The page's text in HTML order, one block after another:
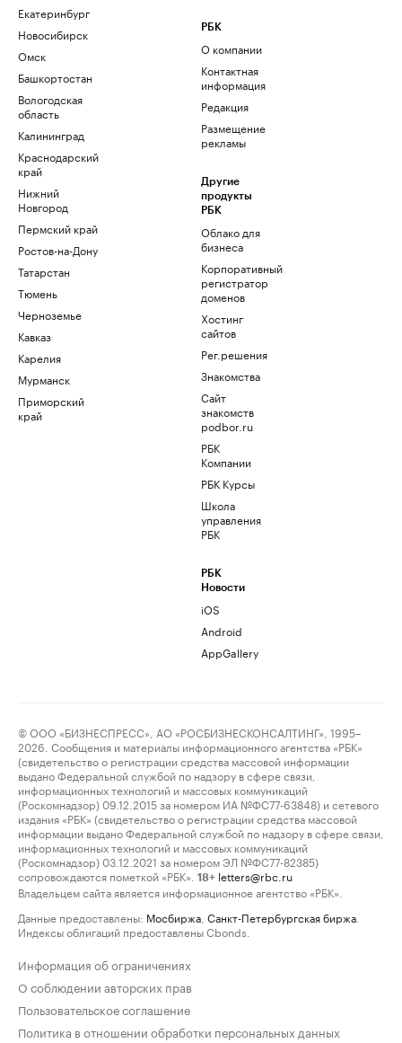
Екатеринбург
Новосибирск
Омск
Башкортостан
Вологодская
область
Калининград
Краснодарский
край
Нижний
Новгород
Пермский край
Ростов-на-Дону
Татарстан
Тюмень
Черноземье
Кавказ
Карелия
Мурманск
Приморский
край
РБК
О компании
Контактная
информация
Редакция
Размещение
рекламы
Другие
продукты
РБК
Облако для
бизнеса
Корпоративный
регистратор
доменов
Хостинг
сайтов
Рег.решения
Знакомства
Сайт
знакомств
podbor.ru
РБК
Компании
РБК Курсы
Школа
управления
РБК
РБК
Новости
iOS
Android
AppGallery
© ООО «БИЗНЕСПРЕСС», АО «РОСБИЗНЕСКОНСАЛТИНГ», 1995–
2026. Сообщения и материалы информационного агентства «РБК»
(свидетельство о регистрации средства массовой информации
выдано Федеральной службой по надзору в сфере связи,
информационных технологий и массовых коммуникаций
(Роскомнадзор) 09.12.2015 за номером ИА №ФС77-63848) и сетевого
издания «РБК» (свидетельство о регистрации средства массовой
информации выдано Федеральной службой по надзору в сфере связи,
информационных технологий и массовых коммуникаций
(Роскомнадзор) 03.12.2021 за номером ЭЛ №ФС77-82385)
сопровождаются пометкой «РБК».
18+ letters@rbc.ru
Владельцем сайта является информационное агентство «РБК».
Данные предоставлены: Мосбиржа Санкт-Петербургская биржа
Индексы облигаций предоставлены Cbonds.
Информация об ограничениях
О соблюдении авторских прав
Пользовательское соглашение
Политика в отношении обработки персональных данных